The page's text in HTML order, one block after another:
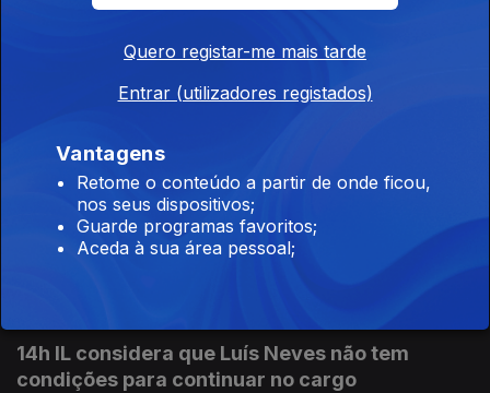
16h Escolas aguardam resultados das
reapreciações dos exames
15h Algumas escolas já comecaram a receber
os resultados das reapreciações
14h IL considera que Luís Neves não tem
condições para continuar no cargo
Quero registar-me mais tarde
Entrar (utilizadores registados)
Vantagens
Retome o conteúdo a partir de onde ficou,
nos seus dispositivos;
Guarde programas favoritos;
Aceda à sua área pessoal;